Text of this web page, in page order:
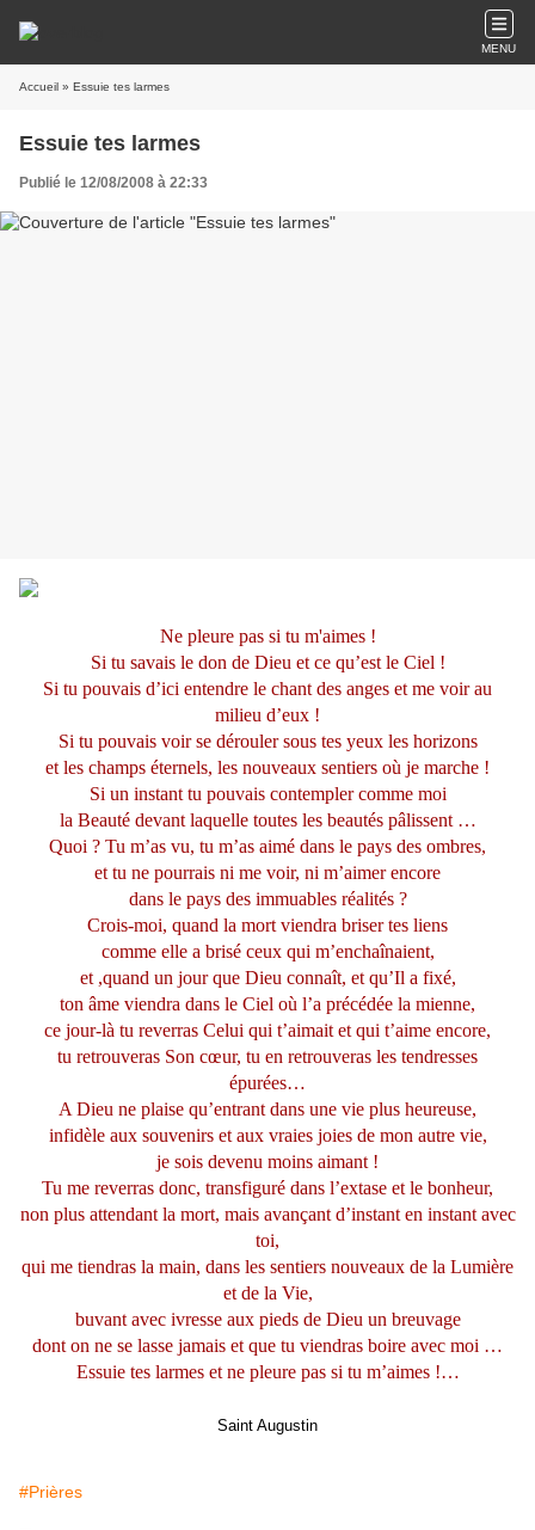
MENU
Accueil » Essuie tes larmes
Essuie tes larmes
Publié le 12/08/2008 à 22:33
Ne pleure pas si tu m'aimes !
Si tu savais le don de Dieu et ce qu’est le Ciel !
Si tu pouvais d’ici entendre le chant des anges et me voir au
milieu d’eux !
Si tu pouvais voir se dérouler sous tes yeux les horizons
et les champs éternels, les nouveaux sentiers où je marche !
Si un instant tu pouvais contempler comme moi
la Beauté devant laquelle toutes les beautés pâlissent …
Quoi ? Tu m’as vu, tu m’as aimé dans le pays des ombres,
et tu ne pourrais ni me voir, ni m’aimer encore
dans le pays des immuables réalités ?
Crois-moi, quand la mort viendra briser tes liens
comme elle a brisé ceux qui m’enchaînaient,
et ,quand un jour que Dieu connaît, et qu’Il a fixé,
ton âme viendra dans le Ciel où l’a précédée la mienne,
ce jour-là tu reverras Celui qui t’aimait et qui t’aime encore,
tu retrouveras Son cœur, tu en retrouveras les tendresses
épurées…
A Dieu ne plaise qu’entrant dans une vie plus heureuse,
infidèle aux souvenirs et aux vraies joies de mon autre vie,
je sois devenu moins aimant !
Tu me reverras donc, transfiguré dans l’extase et le bonheur,
non plus attendant la mort, mais avançant d’instant en instant avec
toi,
qui me tiendras la main, dans les sentiers nouveaux de la Lumière
et de la Vie,
buvant avec ivresse aux pieds de Dieu un breuvage
dont on ne se lasse jamais et que tu viendras boire avec moi …
Essuie tes larmes et ne pleure pas si tu m’aimes !…
Saint Augustin
#Prières